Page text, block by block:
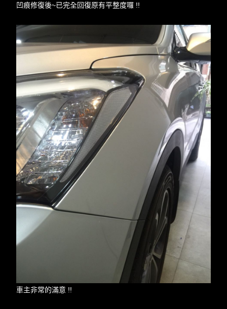
凹痕修復後~已完全回復原有平整度囉 !!
車主非常的滿意 !!